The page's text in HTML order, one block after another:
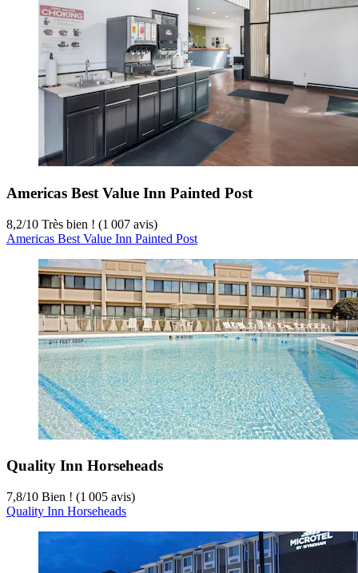
Americas Best Value Inn Painted Post
8,2/10 Très bien ! (1 007 avis)
Americas Best Value Inn Painted Post
Quality Inn Horseheads
7,8/10 Bien ! (1 005 avis)
Quality Inn Horseheads